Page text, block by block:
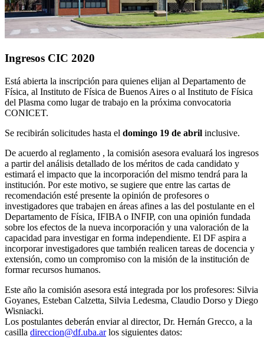
Ingresos CIC 2020
Está abierta la inscripción para quienes elijan al Departamento de
Física, al Instituto de Física de Buenos Aires o al Instituto de Física
del Plasma como lugar de trabajo en la próxima convocatoria
CONICET.
Se recibirán solicitudes hasta el domingo 19 de abril inclusive.
De acuerdo al reglamento , la comisión asesora evaluará los ingresos
a partir del análisis detallado de los méritos de cada candidato y
estimará el impacto que la incorporación del mismo tendrá para la
institución. Por este motivo, se sugiere que entre las cartas de
recomendación esté presente la opinión de profesores o
investigadores que trabajen en áreas afines a las del postulante en el
Departamento de Física, IFIBA o INFIP, con una opinión fundada
sobre los efectos de la nueva incorporación y una valoración de la
capacidad para investigar en forma independiente. El DF aspira a
incorporar investigadores que también realicen tareas de docencia y
extensión, como un compromiso con la misión de la institución de
formar recursos humanos.
Este año la comisión asesora está integrada por los profesores: Silvia
Goyanes, Esteban Calzetta, Silvia Ledesma, Claudio Dorso y Diego
Wisniacki.
Los postulantes deberán enviar al director, Dr. Hernán Grecco, a la
casilla direccion@df.uba.arlos siguientes datos: